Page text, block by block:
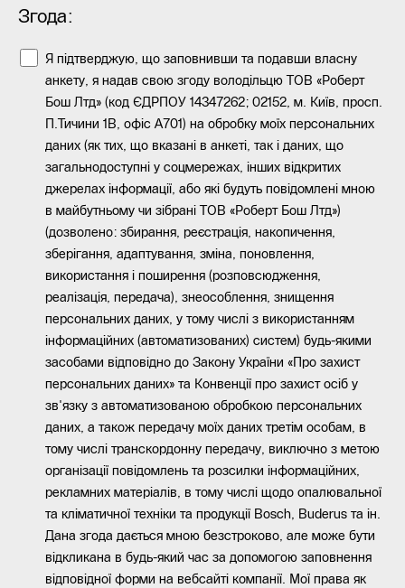
Згода:
Я підтверджую, що заповнивши та подавши власну
анкету, я надав свою згоду володільцю ТОВ «Роберт
Бош Лтд» (код ЄДРПОУ 14347262; 02152, м. Київ, просп.
П.Тичини 1В, офіс А701) на обробку моїх персональних
даних (як тих, що вказані в анкеті, так і даних, що
загальнодоступні у соцмережах, інших відкритих
джерелах інформації, або які будуть повідомлені мною
в майбутньому чи зібрані ТОВ «Роберт Бош Лтд»)
(дозволено: збирання, реєстрація, накопичення,
зберігання, адаптування, зміна, поновлення,
використання і поширення (розповсюдження,
реалізація, передача), знеособлення, знищення
персональних даних, у тому числі з використанням
інформаційних (автоматизованих) систем) будь-якими
засобами відповідно до Закону України «Про захист
персональних даних» та Конвенції про захист осіб у
зв'язку з автоматизованою обробкою персональних
даних, а також передачу моїх даних третім особам, в
тому числі транскордонну передачу, виключно з метою
організації повідомлень та розсилки інформаційних,
рекламних матеріалів, в тому числі щодо опалювальної
та кліматичної техніки та продукції Bosch, Buderus та ін.
Дана згода дається мною безстроково, але може бути
відкликана в будь-який час за допомогою заповнення
відповідної форми на вебсайті компанії. Мої права як